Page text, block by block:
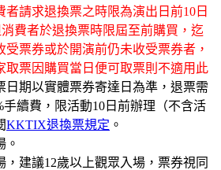
者請求退換票之時限為演出日前10日
費者於退換票時限屆至前購買，迄
受票券或於開演前仍未收受票券者，
取票因購買當日便可取票則不適用此
日期以實體票券寄達日為準，退票需
手續費，限活動10日前辦理（不含活
KKTIX退換票規定 。
。
，建議12歲以上觀眾入場，票券視同